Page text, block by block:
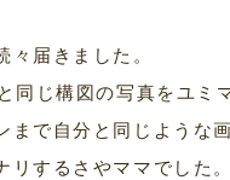
届きました。
じ構図の写真をユミ
で自分と同じような
するさやママでした。